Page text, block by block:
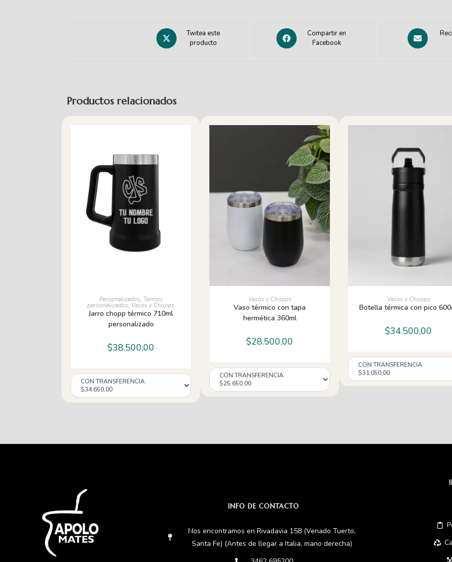
Twitea este
producto
Compartir en
Facebook
Productos relacionados
AÑADIR AL CARRITO
Personalizados, Termos
personalizados, Vasos y Chopps
Jarro chopp térmico 710ml
personalizado
$38.500,00
AÑADIR AL CARRITO
Vasos y Chopps
Vaso térmico con tapa
hermética 360ml
$28.500,00
AÑADIR AL CARRITO
Vasos y Chopps
Botella térmica con pico
$34.500,00
INFO DE CONTACTO
Nos encontramos en Rivadavia 158 (Venado Tuerto,
Santa Fe) (Antes de llegar a Italia, mano derecha)